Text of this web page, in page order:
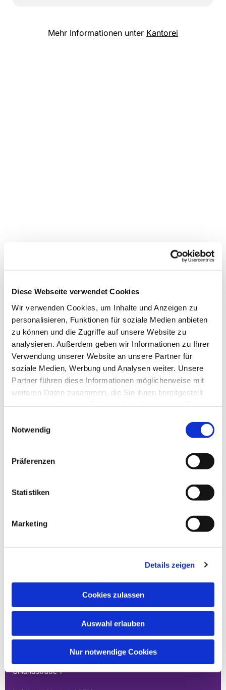
Diese Webseite verwendet Cookies
Wir verwenden Cookies, um Inhalte und Anzeigen zu
personalisieren, Funktionen für soziale Medien anbieten
zu können und die Zugriffe auf unsere Website zu
analysieren. Außerdem geben wir Informationen zu Ihrer
Verwendung unserer Website an unsere Partner für
soziale Medien, Werbung und Analysen weiter. Unsere
Partner führen diese Informationen möglicherweise mit
weiteren Daten zusammen, die Sie ihnen bereitgestellt
Notwendig
Präferenzen
Statistiken
Marketing
Details zeigen
Cookies zulassen
Auswahl erlauben
Nur notwendige Cookies
Mehr Informationen unter Kantorei
Dies könnte Sie auch
interessieren
EVANGELISCHE
GESAMTKIRCHENGEMEINDE DER
MAINPERLEN
Uhlandstraße 1